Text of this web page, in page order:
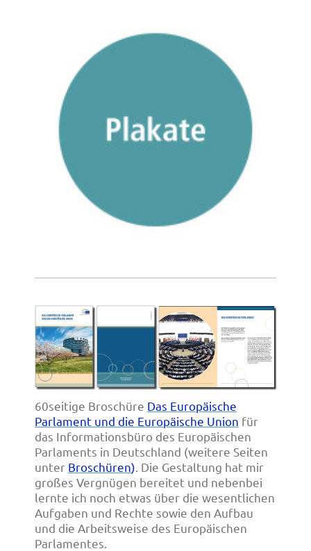
60seitige Broschüre Das Europäische
Parlament und die Europäische Union für
das Informationsbüro des Europäischen
Parlaments in Deutschland (weitere Seiten
unter Broschüren) . Die Gestaltung hat mir
großes Vergnügen bereitet und nebenbei
lernte ich noch etwas über die wesentlichen
Aufgaben und Rechte sowie den Aufbau
und die Arbeitsweise des Europäischen
Parlamentes.